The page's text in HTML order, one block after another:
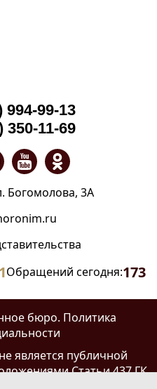
994-99-13
350-11-69
Богомолова, 3А
Обращений сегодня:173
бюро. Политика
не является публичной
Статьи 437 ГК